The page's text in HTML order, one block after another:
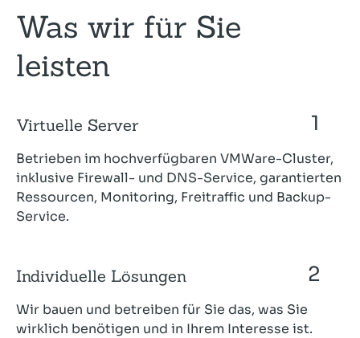
Was wir für Sie
leisten
Virtuelle Server
Betrieben im hochverfügbaren VMWare-Cluster,
inklusive Firewall- und DNS-Service, garantierten
Ressourcen, Monitoring, Freitraffic und Backup-
Service.
Individuelle Lösungen
Wir bauen und betreiben für Sie das, was Sie
wirklich benötigen und in Ihrem Interesse ist.